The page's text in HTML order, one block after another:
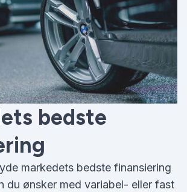
bedste
markedets bedste finansiering
du ønsker med variabel- eller fast